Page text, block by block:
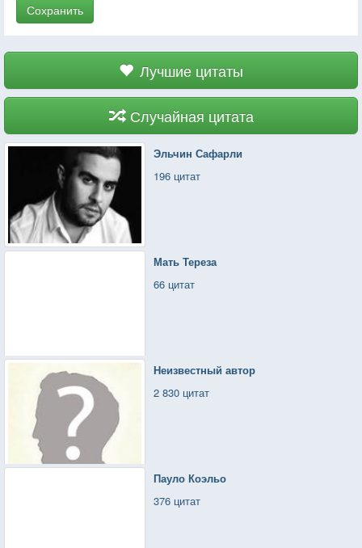
Сохранить
Лучшие цитаты
Случайная цитата
Эльчин Сафарли
196 цитат
Мать Тереза
66 цитат
Неизвестный автор
2 830 цитат
Пауло Коэльо
376 цитат